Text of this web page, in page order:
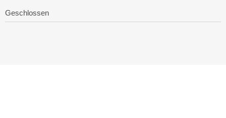
Geschlossen